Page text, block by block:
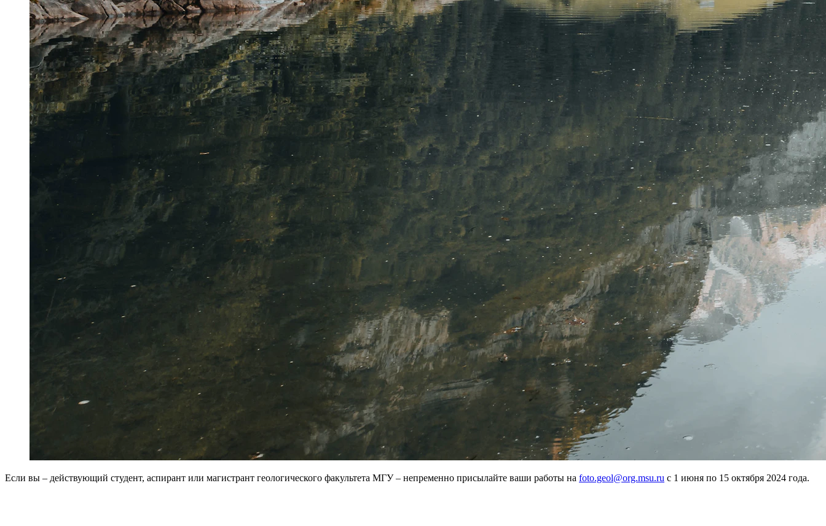
Если вы – действующий студент, аспирант или магистрант геологического факультета МГУ – непременно присылайте ваши работы на foto.geol@org.msu.ru с 1 июня по 15 октября 2024 года.